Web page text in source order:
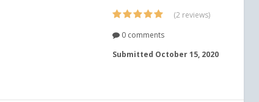
(2 reviews)
0 comments
Submitted October 15, 2020